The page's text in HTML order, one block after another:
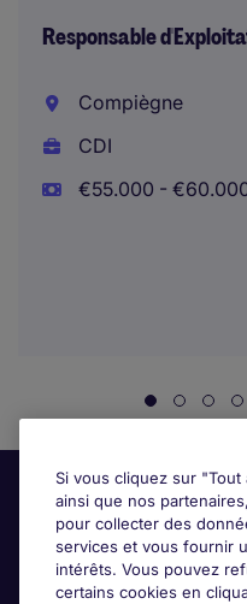
Responsable
Compiègne
CDI
€55.000 -
Si vous cliquez sur
ainsi que nos
pour collecter des
services et vous fournir
intérêts. Vous pouvez
certains cookies en